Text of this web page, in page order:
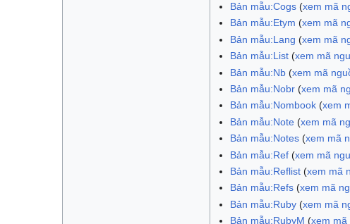
Bản mẫu:Cogs(xem mã
Bản mẫu:Etym (xem mã
Bản mẫu:Lang (xem mã
Bản mẫu:List(xem mã
Bản mẫu:Nb(xem mã
Bản mẫu:Nobr(xem mã
Bản mẫu:Nombook(xem
Bản mẫu:Note(xem mã
Bản mẫu:Notes(xem mã
Bản mẫu:Ref(xem mã
Bản mẫu:Reflist(xem mã
Bản mẫu:Refs(xem mã
Bản mẫu:Ruby(xem mã
Bản mẫu:RubyM (xem mã